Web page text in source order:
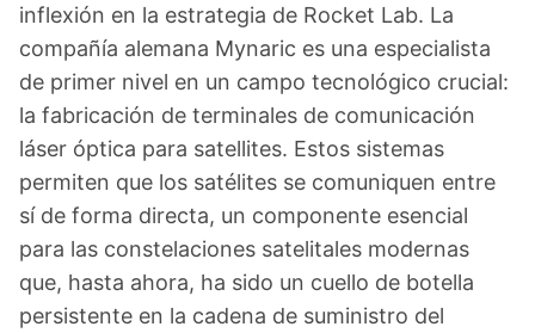
inflexión en la estrategia de Rocket Lab. La
compañía alemana Mynaric es una especialista
de primer nivel en un campo tecnológico crucial:
la fabricación de terminales de comunicación
láser óptica para satellites. Estos sistemas
permiten que los satélites se comuniquen entre
sí de forma directa, un componente esencial
para las constelaciones satelitales modernas
que, hasta ahora, ha sido un cuello de botella
persistente en la cadena de suministro del